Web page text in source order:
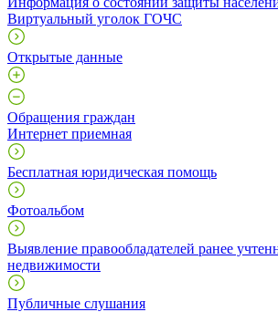
Виртуальный уголок ГОЧС
Открытые данные
Обращения граждан
Интернет приемная
Бесплатная юридическая помощь
Фотоальбом
Выявление правообладателей ранее
недвижимости
Публичные слушания